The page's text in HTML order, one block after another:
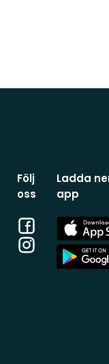
Följ
oss
Facebook
Instagram
Ladda
app
App
Store
App
Store